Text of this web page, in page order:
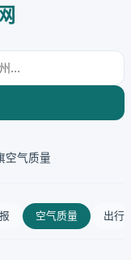
空气质量
空气质量 出行